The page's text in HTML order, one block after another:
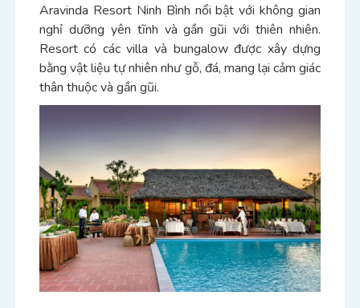
Aravinda Resort Ninh Bình nổi bật với không gian
nghỉ dưỡng yên tĩnh và gần gũi với thiên nhiên.
Resort có các villa và bungalow được xây dựng
bằng vật liệu tự nhiên như gỗ, đá, mang lại cảm giác
thân thuộc và gần gũi.